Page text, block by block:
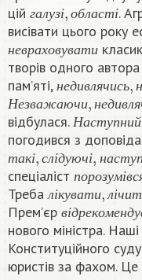
цій
г ал у з і о бласт і
галузі,обл асті.
висівати цього року
н е в р ах о в у в а т и
невра хо вувати
творів одного
пам’яті,
н е д и вля ч и с ь
недив лячись,
Н е з в а ж а ю ч и не д ивля
Незважаючи,недивля
відбулася.
Н а с т у п н и й
Наступний
погодився з
т а к і сл і д ую ч і н а с т у п
такі,слідуючі,наступн
спеціаліст
п о р о з ум і в с
пор озумівс
Требал і к у в а т и л і ч ит
ліку вати,лічит
Прем’єр
в і д р е к оме н д у
відрекоменд
нового міністра.
Конституційного
юристів за фахом.
виключ но, винятково